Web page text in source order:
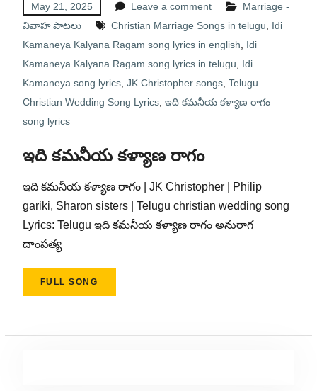
May 21, 2025 Leave a comment
Marriage -
వివాహ పాటలు
Christian Marriage Songs in telugu
Idi
Kamaneya Kalyana Ragam song lyrics in english
Idi
Kamaneya Kalyana Ragam song lyrics in telugu
Idi
Kamaneya song lyrics, JK Christopher songs, Telugu
Christian Wedding Song Lyrics, ఇది కమనీయ కళ్యాణ రాగం
song lyrics
ఇది కమనీయ కళ్యాణ రాగం
ఇది కమనీయ కళ్యాణ రాగం | JK Christopher | Philip
gariki, Sharon sisters | Telugu christian wedding song
Lyrics: Telugu ఇది కమనీయ కళ్యాణ రాగం అనురాగ
దాంపత్య
FULL SONG